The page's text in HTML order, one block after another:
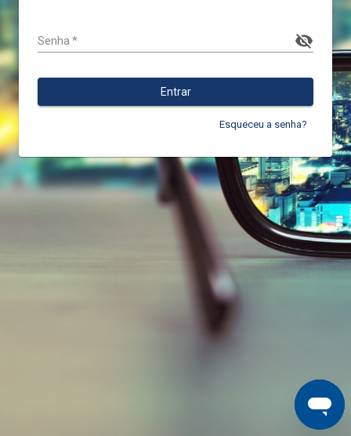
Senha*
Entrar
Esqueceu a senha?